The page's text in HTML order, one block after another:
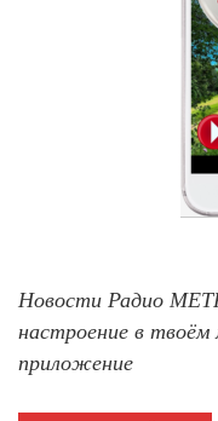
Новости Радио
настроение в
приложение